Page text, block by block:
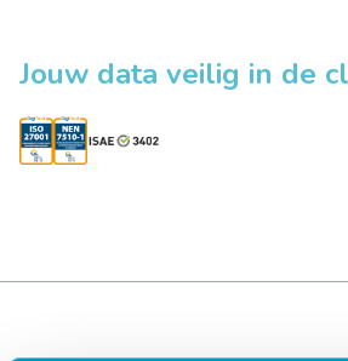
Jouw data veilig in de